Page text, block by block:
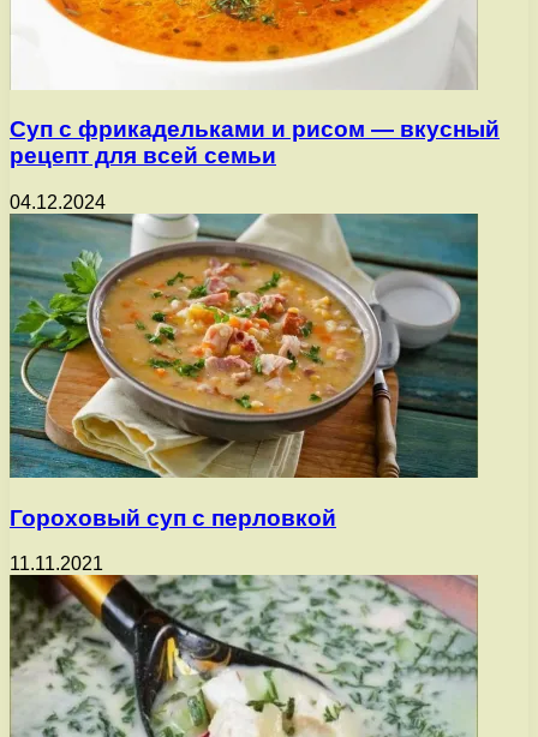
Суп с фрикадельками и рисом — вкусный
рецепт для всей семьи
04.12.2024
Гороховый суп с перловкой
11.11.2021